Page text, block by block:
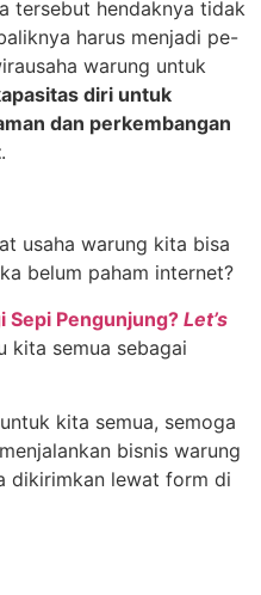
tersebut hendaknya tidak
harus menjadi pe-
warung untuk
diri untuk
dan perkembangan
.
usaha warung kita bisa
belum paham internet?
Sepi Pengunjung? Let’s
kita semua sebagai
kita semua, semoga
bisnis warung
dikirimkan lewat form di